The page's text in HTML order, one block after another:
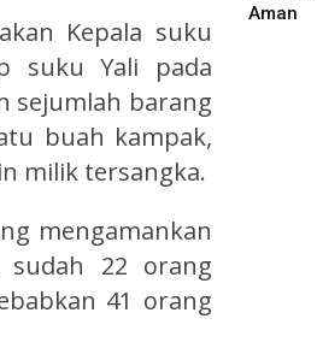
Kepala suku
suku Yali pada
sejumlah barang
buah kampak,
milik tersangka.
mengamankan
22 orang
41 orang
Aman